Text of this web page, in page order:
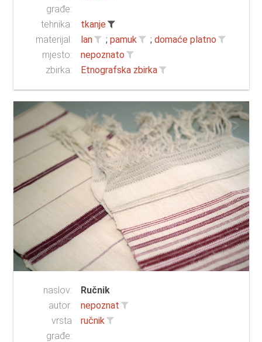
građe:
tehnika:
tkanje
materijal:
lan ; pamuk ; domaće platno
mjesto:
nepoznato
zbirka:
Etnografska zbirka
naslov:
Ručnik
autor:
nepoznat
vrsta
građe:
ručnik